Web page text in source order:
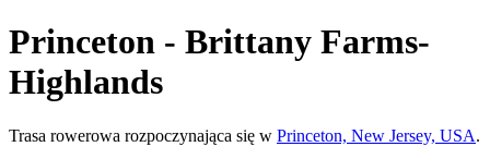
Princeton - Brittany Farms-
Highlands
Trasa rowerowa rozpoczynająca się w Princeton, New Jersey, USA.